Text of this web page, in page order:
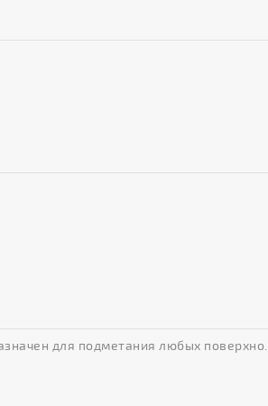
для подметания любых поверхно...